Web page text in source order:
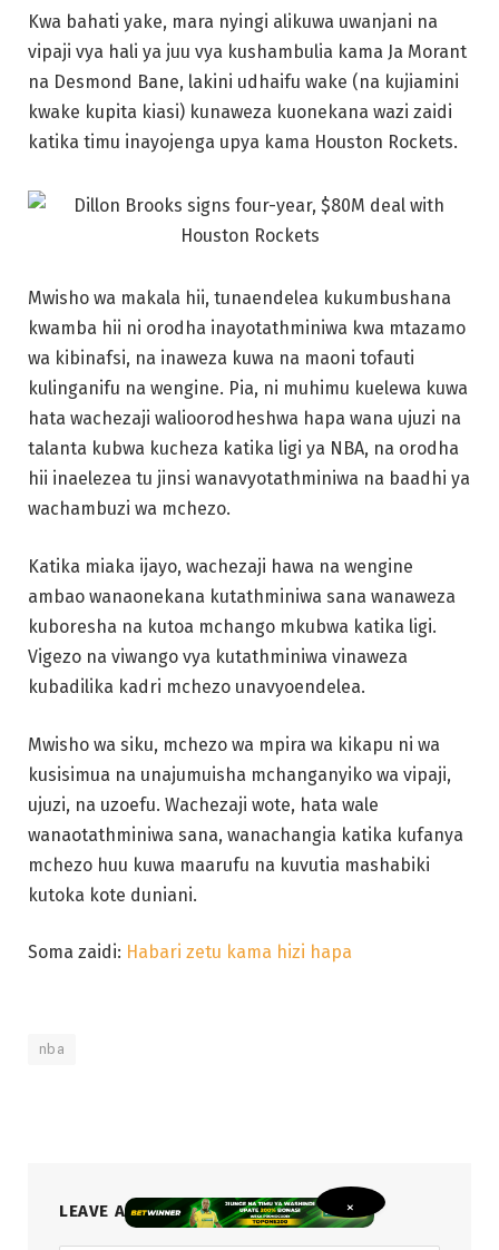
Mwisho wa makala hii, tunaendelea kukumbushana
kwamba hii ni orodha inayotathminiwa kwa mtazamo
kulinganifu na wengine. Pia, ni muhimu kuelewa kuwa
hata wachezaji walioorodheshwa hapa wana ujuzi na
hii inaelezea tu jinsi wanavyotathminiwa na baadhi ya
wachambuzi wa mchezo.
Katika miaka ijayo, wachezaji hawa na wengine
ambao wanaonekana kutathminiwa sana wanaweza
kuboresha na kutoa mchango mkubwa katika ligi.
Vigezo na viwango vya kutathminiwa vinaweza
kubadilika kadri mchezo unavyoendelea.
Mwisho wa siku, mchezo wa mpira wa kikapu ni wa
kusisimua na unajumuisha mchanganyiko wa vipaji,
ujuzi, na uzoefu. Wachezaji wote, hata wale
wanaotathminiwa sana, wanachangia katika kufanya
mchezo huu kuwa maarufu na kuvutia mashabiki
Soma zaidi: Habari zetu kama hizi hapa
nba
×